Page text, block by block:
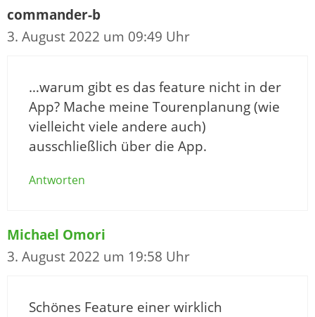
commander-b
3. August 2022 um 09:49 Uhr
…warum gibt es das feature nicht in der
App? Mache meine Tourenplanung (wie
vielleicht viele andere auch)
ausschließlich über die App.
Antworten
Michael Omori
3. August 2022 um 19:58 Uhr
Schönes Feature einer wirklich